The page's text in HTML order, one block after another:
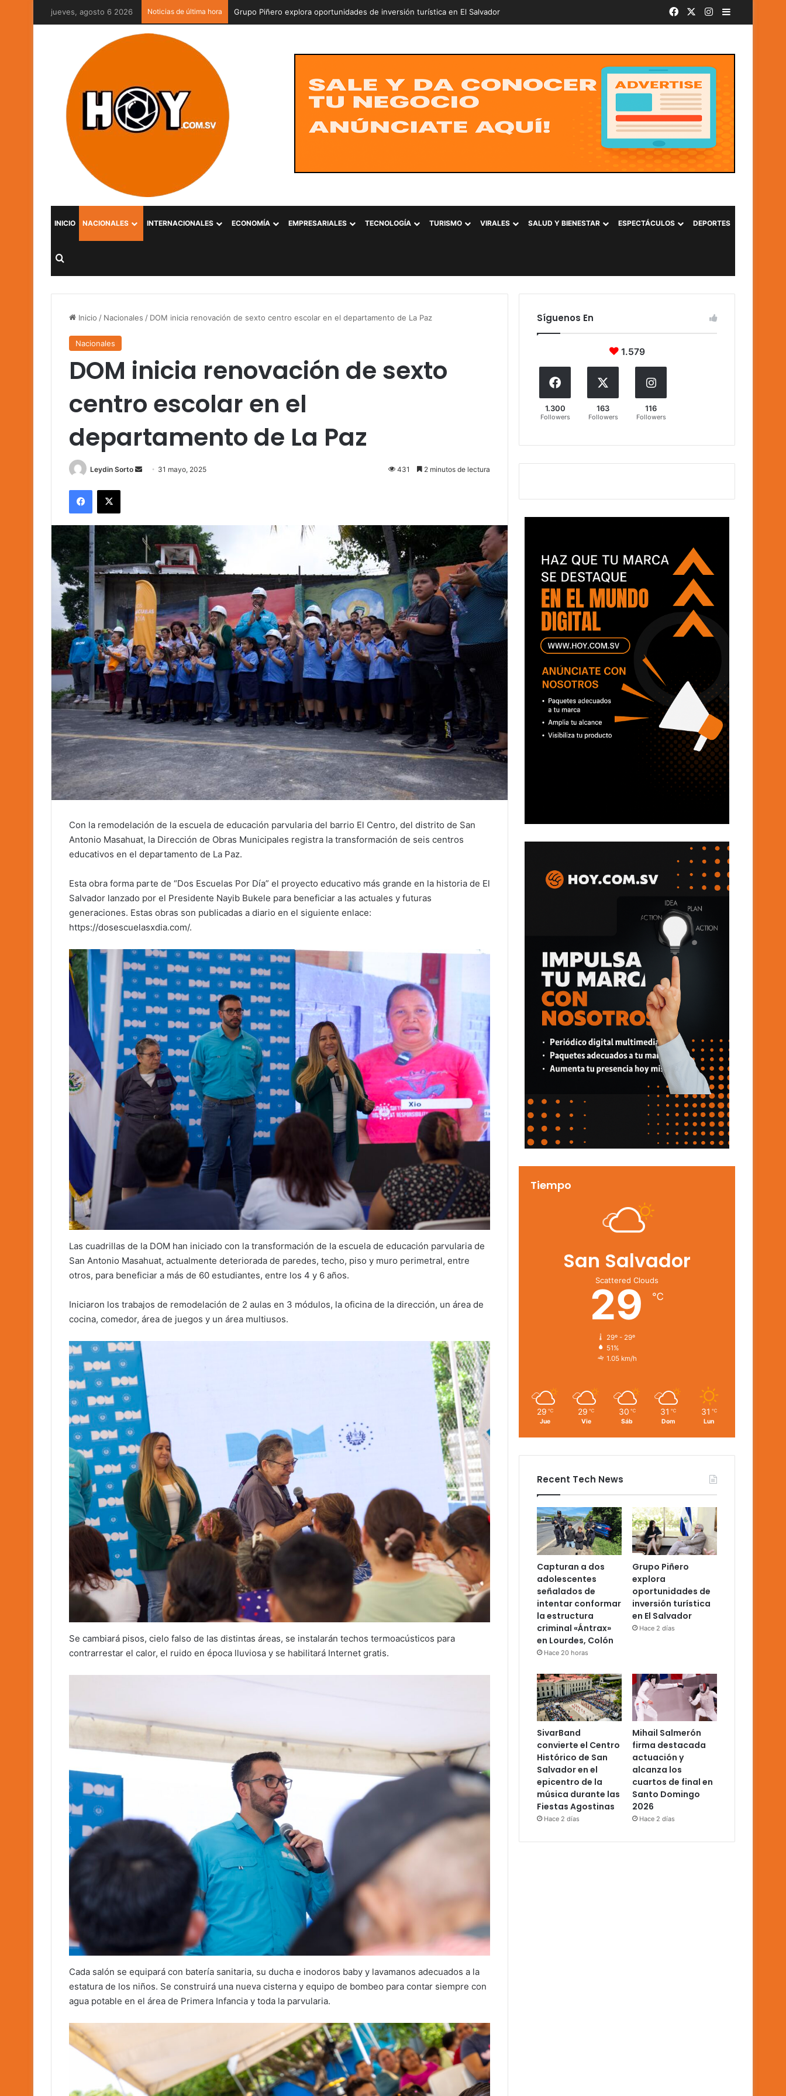
jueves, agosto 6 2026 Noticias de última hora FacebookInstagram
Barra lateral
INICIO NACIONALES INTERNACIONALES ECONOMÍA EMPRESARIALES TECNOLOGÍA TURISMO VIRALES SALUD Y BIENESTAR ESPECTÁCULOS DEPORTES
Buscar por
Inicio / Nacionales / DOM inicia renovación de sexto centro escolar en el departamento de La Paz
Nacionales
DOM inicia renovación de sexto
centro escolar en el
departamento de La Paz
Leydin Sorto
Send 31 mayo, 2025 431 2 minutos de lectura
Facebook
X
Con la remodelación de la escuela de educación parvularia del barrio El Centro, del distrito de San
Antonio Masahuat, la Dirección de Obras Municipales registra la transformación de seis centros
educativos en el departamento de La Paz.
Esta obra forma parte de “Dos Escuelas Por Día” el proyecto educativo más grande en la historia de El
Salvador lanzado por el Presidente Nayib Bukele para beneficiar a las actuales y futuras
generaciones. Estas obras son publicadas a diario en el siguiente enlace:
https://dosescuelasxdia.com/.
Las cuadrillas de la DOM han iniciado con la transformación de la escuela de educación parvularia de
San Antonio Masahuat, actualmente deteriorada de paredes, techo, piso y muro perimetral, entre
otros, para beneficiar a más de 60 estudiantes, entre los 4 y 6 años.
Iniciaron los trabajos de remodelación de 2 aulas en 3 módulos, la oficina de la dirección, un área de
cocina, comedor, área de juegos y un área multiusos.
Se cambiará pisos, cielo falso de las distintas áreas, se instalarán techos termoacústicos para
contrarrestar el calor, el ruido en época lluviosa y se habilitará Internet gratis.
Cada salón se equipará con batería sanitaria, su ducha e inodoros baby y lavamanos adecuados a la
estatura de los niños. Se construirá una nueva cisterna y equipo de bombeo para contar siempre con
agua potable en el área de Primera Infancia y toda la parvularia.
Síguenos En
1.579
1.300
Followers
163
Followers
116
Followers
Tiempo
San Salvador
Scattered Clouds
29 ℃
29º - 29º
51%
1.05 km/h
29 ℃
Jue
29 ℃
Vie
30 ℃
Sáb
31 ℃
Dom
31 ℃
Lun
Recent Tech News
Capturan a dos
adolescentes
señalados de
intentar conformar
la estructura
criminal «Ántrax»
en Lourdes, Colón
Hace 20 horas
Grupo Piñero
explora
oportunidades de
inversión turística
en El Salvador
Hace 2 días
SivarBand
convierte el Centro
Histórico de San
Salvador en el
epicentro de la
música durante las
Fiestas Agostinas
Hace 2 días
Mihail Salmerón
firma destacada
actuación y
alcanza los
cuartos de final en
Santo Domingo
2026
Hace 2 días